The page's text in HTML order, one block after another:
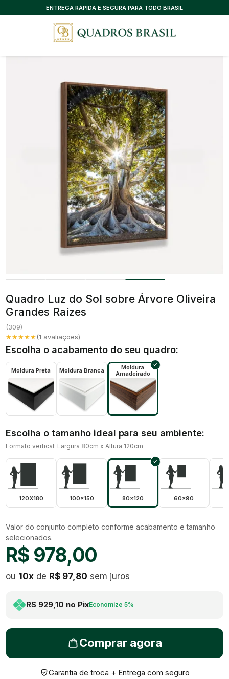
CONSULTORIA EXCLUSIVA, SEM CUSTO
ENTREGA RÁPIDA E SEGURA PARA TODO BRASIL
Quadro Luz do Sol sobre Árvore Oliveira
Grandes Raízes
(309)
★★★★★(1 avaliações)
Escolha o acabamento do seu quadro:
Moldura Preta Moldura Branca
Moldura
Amadeirado
Escolha o tamanho ideal para seu ambiente:
Formato vertical: Largura 80cm x Altura 120cm
120X180 100x150 80x120 60x90
Valor do conjunto completo conforme acabamento e tamanho
selecionados.
R$ 978,00
ou 10x de R$ 97,80 sem juros
R$ 929,10 no PixEconomize 5%
Comprar agora
Garantia de troca + Entrega com seguro